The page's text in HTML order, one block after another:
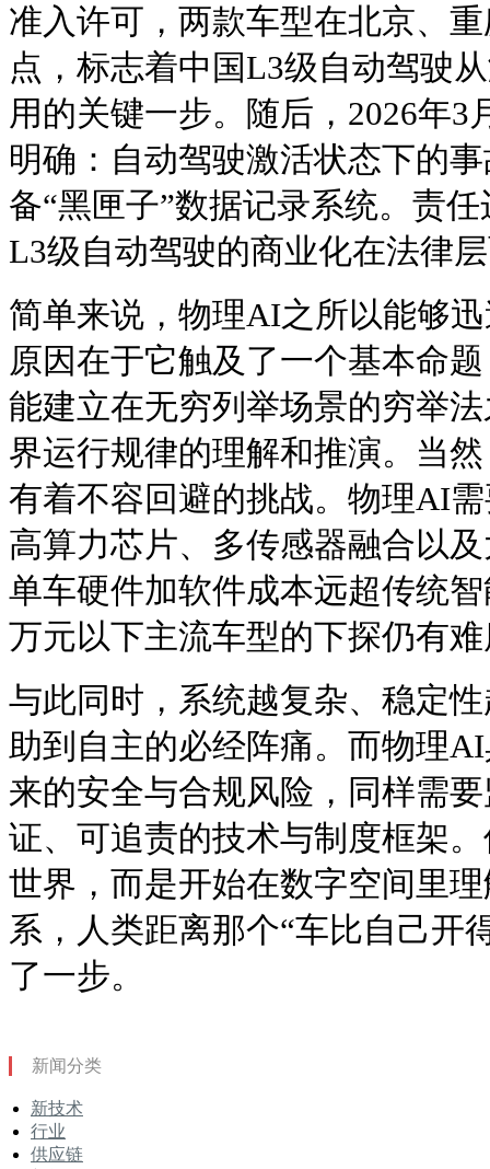
准入许可，两款车型在北京、
点，标志着中国L3级自动驾驶
用的关键一步。随后，2026年3
明确：自动驾驶激活状态下的
备“黑匣子”数据记录系统。责
L3级自动驾驶的商业化在法律
简单来说，物理AI之所以能够
原因在于它触及了一个基本命
能建立在无穷列举场景的穷举
界运行规律的理解和推演。当
有着不容回避的挑战。物理AI
高算力芯片、多传感器融合以
单车硬件加软件成本远超传统
万元以下主流车型的下探仍有
与此同时，系统越复杂、稳定
助到自主的必经阵痛。而物理
来的安全与合规风险，同样需
证、可追责的技术与制度框架
世界，而是开始在数字空间里
系，人类距离那个“车比自己开
了一步。
新闻分类
新技术
行业
供应链